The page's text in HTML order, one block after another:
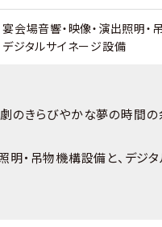
宴会場音響・映像・演出照明・
デジタルサイネージ設備
のきらびやかな夢の時間
明・吊物機構設備と、デジ